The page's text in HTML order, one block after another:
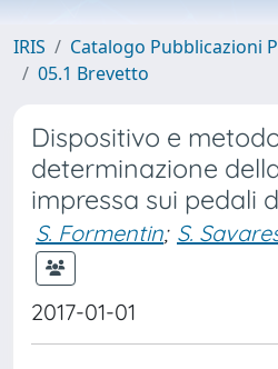
IRIS Catalogo Pubblicazioni
05.1 Brevetto
Dispositivo e
determinazione
impressa sui pedali
S. Formentin; S.
2017-01-01